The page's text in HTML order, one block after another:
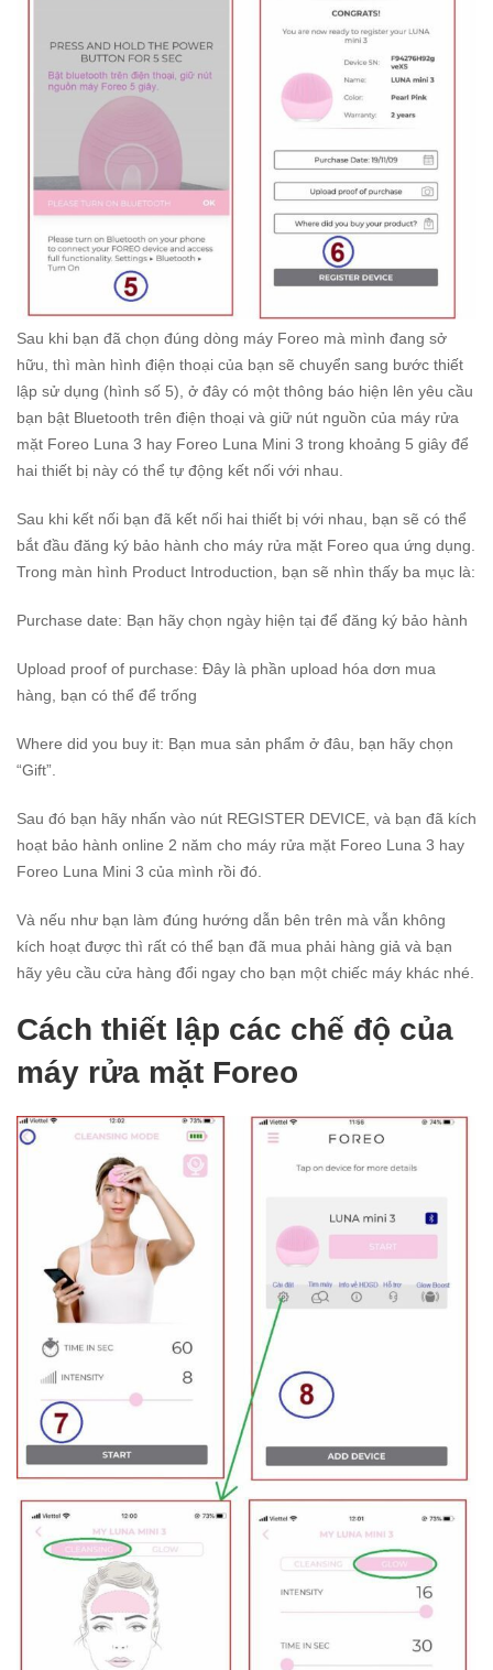
Sau khi bạn đã chọn đúng dòng máy Foreo mà mình đang sở
hữu, thì màn hình điện thoại của bạn sẽ chuyển sang bước thiết
lập sử dụng (hình số 5), ở đây có một thông báo hiện lên yêu cầu
bạn bật Bluetooth trên điện thoại và giữ nút nguồn của máy rửa
mặt Foreo Luna 3 hay Foreo Luna Mini 3 trong khoảng 5 giây để
hai thiết bị này có thể tự động kết nối với nhau.
Sau khi kết nối bạn đã kết nối hai thiết bị với nhau, bạn sẽ có thể
bắt đầu đăng ký bảo hành cho máy rửa mặt Foreo qua ứng dụng.
Trong màn hình Product Introduction, bạn sẽ nhìn thấy ba mục là:
Purchase date: Bạn hãy chọn ngày hiện tại để đăng ký bảo hành
Upload proof of purchase: Đây là phần upload hóa dơn mua
hàng, bạn có thể để trống
Where did you buy it: Bạn mua sản phẩm ở đâu, bạn hãy chọn
“Gift”.
Sau đó bạn hãy nhấn vào nút REGISTER DEVICE, và bạn đã kích
hoạt bảo hành online 2 năm cho máy rửa mặt Foreo Luna 3 hay
Foreo Luna Mini 3 của mình rồi đó.
Và nếu như bạn làm đúng hướng dẫn bên trên mà vẫn không
kích hoạt được thì rất có thể bạn đã mua phải hàng giả và bạn
hãy yêu cầu cửa hàng đổi ngay cho bạn một chiếc máy khác nhé.
Cách thiết lập các chế độ của
máy rửa mặt Foreo